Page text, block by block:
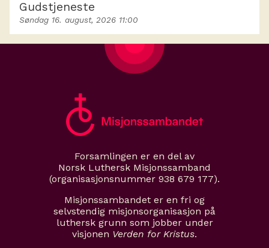
Bli medlem
Gudstjeneste
Søndag 16. august, 2026 11:00
Forsamlingen er en del av
Norsk Luthersk Misjonssamband
(organisasjonsnummer 938 679 177).
Misjonssambandet er en fri og
selvstendig misjonsorganisasjon på
luthersk grunn som jobber under
visjonen Verden for Kristus.